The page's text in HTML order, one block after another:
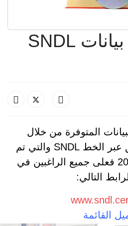
قائمة قواعد بيانات SNDL
المتوفرة من خلال
البوابة الوطنية للتوثيق عبر الخط SNDL والتي تم
الاشتراك بها لسنة 2015 فعلى جميع الراغبين في
التالي:
القائمة